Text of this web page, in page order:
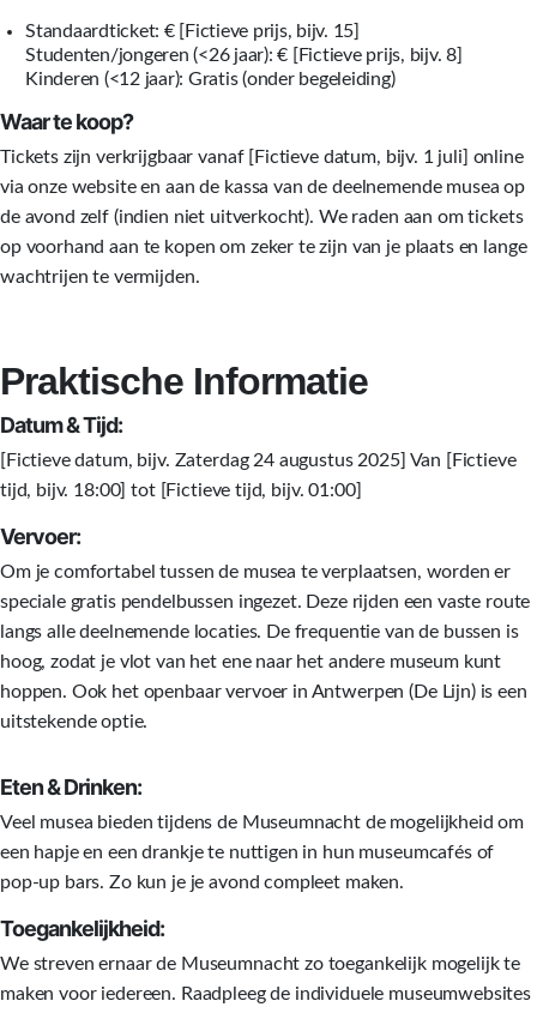
Standaardticket: € [Fictieve prijs, bijv. 15]
Studenten/jongeren (<26 jaar): € [Fictieve prijs, bijv. 8]
Kinderen (<12 jaar): Gratis (onder begeleiding)
Waar te koop?
Tickets zijn verkrijgbaar vanaf [Fictieve datum, bijv. 1 juli] online
via onze website en aan de kassa van de deelnemende musea op
de avond zelf (indien niet uitverkocht). We raden aan om tickets
op voorhand aan te kopen om zeker te zijn van je plaats en lange
wachtrijen te vermijden.
Praktische Informatie
Datum & Tijd:
[Fictieve datum, bijv. Zaterdag 24 augustus 2025] Van [Fictieve
tijd, bijv. 18:00] tot [Fictieve tijd, bijv. 01:00]
Vervoer:
Om je comfortabel tussen de musea te verplaatsen, worden er
speciale gratis pendelbussen ingezet. Deze rijden een vaste route
langs alle deelnemende locaties. De frequentie van de bussen is
hoog, zodat je vlot van het ene naar het andere museum kunt
hoppen. Ook het openbaar vervoer in Antwerpen (De Lijn) is een
uitstekende optie.
Eten & Drinken:
Veel musea bieden tijdens de Museumnacht de mogelijkheid om
een hapje en een drankje te nuttigen in hun museumcafés of
pop-up bars. Zo kun je je avond compleet maken.
Toegankelijkheid:
We streven ernaar de Museumnacht zo toegankelijk mogelijk te
maken voor iedereen. Raadpleeg de individuele museumwebsites